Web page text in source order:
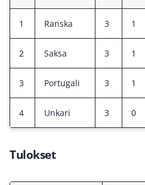
1 Ranska 3 1
2 Saksa 3 1
3 Portugali 3 1
4 Unkari 3 0
Tulokset